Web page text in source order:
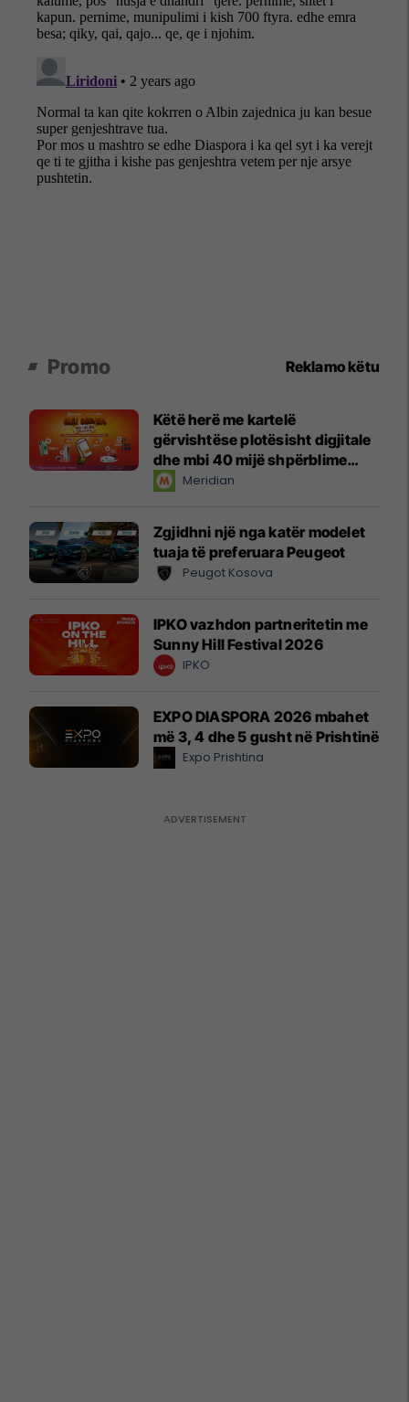
Promo Reklamo këtu
Këtë herë me kartelë
gërvishtëse plotësisht digjitale
dhe mbi 40 mijë shpërblime
instant!Meridian
Zgjidhni një nga katër modelet
tuaja të preferuara Peugeot
Peugot Kosova
IPKO vazhdon partneritetin me
Sunny Hill Festival 2026
IPKO
EXPO DIASPORA 2026 mbahet
më 3, 4 dhe 5 gusht në Prishtinë
Expo Prishtina